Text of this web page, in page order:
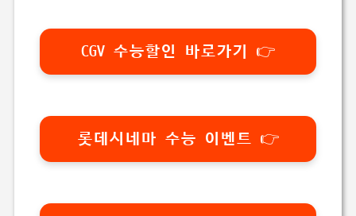
CGV 수능할인 바로가기 👉
롯데시네마 수능 이벤트 👉